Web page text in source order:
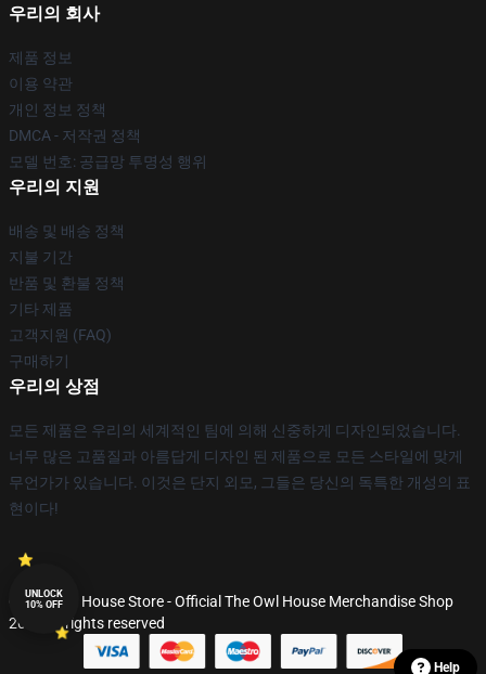
우리의 회사
제품 정보
이용 약관
개인 정보 정책
DMCA - 저작권 정책
모델 번호: 공급망 투명성 행위
우리의 지원
배송 및 배송 정책
지불 기간
반품 및 환불 정책
기타 제품
고객지원 (FAQ)
구매하기
우리의 상점
모든 제품은 우리의 세계적인 팀에 의해 신중하게 디자인되었습니다.
너무 많은 고품질과 아름답게 디자인 된 제품으로 모든 스타일에 맞게
무언가가 있습니다. 이것은 단지 외모, 그들은 당신의 독특한 개성의 표
현이다!
© The Owl House Store - Official The Owl House Merchandise Shop
2026 all rights reserved
Help
UNLOCK
10% OFF